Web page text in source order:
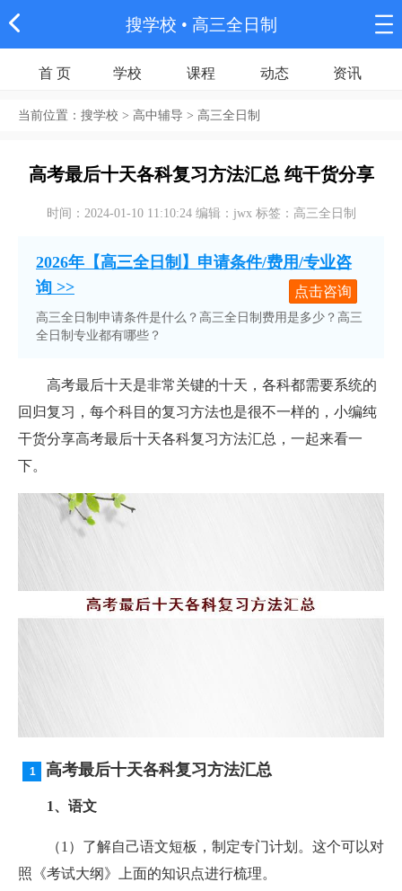
搜学校 • 高三全日制
首 页 学校 课程 动态 资讯
当前位置： 搜学校 > 高中辅导 > 高三全日制
高考最后十天各科复习方法汇总 纯干货分享
时间：2024-01-10 11:10:24 编辑：jwx 标签：高三全日制
2026年【高三全日制】申请条件/费用/专业咨
询 >>
高三全日制申请条件是什么？高三全日制费用是多少？高三
全日制专业都有哪些？
点击咨询
高考最后十天是非常关键的十天，各科都需要系统的
回归复习，每个科目的复习方法也是很不一样的，小编纯
干货分享高考最后十天各科复习方法汇总，一起来看一
下。
高考最后十天各科复习方法汇总
1、语文
（1）了解自己语文短板，制定专门计划。这个可以对
照《考试大纲》上面的知识点进行梳理。